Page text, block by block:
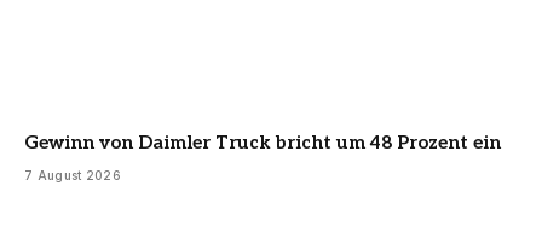
Gewinn von Daimler Truck bricht um 48 Prozent ein
7 August 2026